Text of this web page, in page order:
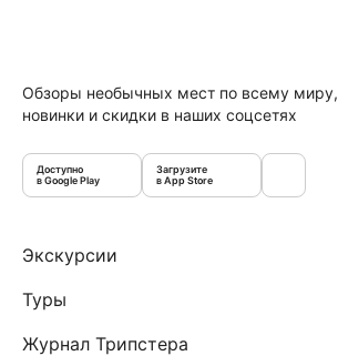
Обзоры необычных мест по всему миру,
новинки и скидки в наших соцсетях
Доступно
в Google Play
Загрузите
в App Store
Экскурсии
Туры
Журнал Трипстера